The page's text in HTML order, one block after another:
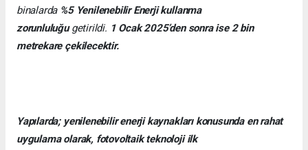
binalarda%5 Yenilenebilir Enerji kullanma
zorunluluğugetirildi. 1 Ocak 2025’den sonra ise 2 bin
metrekare çekilecektir.
Yapılarda; yenilenebilir enerji kaynakları konusunda en rahat
uygulama olarak, fotovoltaik teknoloji ilk